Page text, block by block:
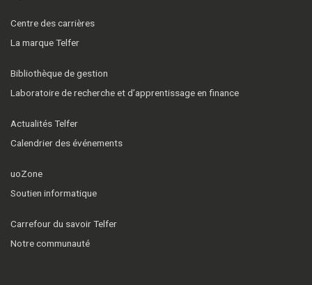
Centre des carrières
La marque Telfer
Bibliothèque de gestion
Laboratoire de recherche et d’apprentissage en finance
Actualités Telfer
Calendrier des événements
uoZone
Soutien informatique
Carrefour du savoir Telfer
Notre communauté